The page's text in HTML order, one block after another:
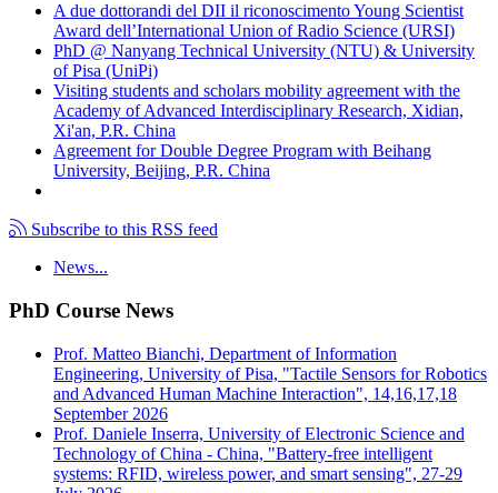
A due dottorandi del DII il riconoscimento Young Scientist
Award dell’International Union of Radio Science (URSI)
PhD @ Nanyang Technical University (NTU) & University
of Pisa (UniPi)
Visiting students and scholars mobility agreement with the
Academy of Advanced Interdisciplinary Research, Xidian,
Xi'an, P.R. China
Agreement for Double Degree Program with Beihang
University, Beijing, P.R. China
Subscribe to this RSS feed
News...
PhD Course News
Prof. Matteo Bianchi, Department of Information
Engineering, University of Pisa, "Tactile Sensors for Robotics
and Advanced Human Machine Interaction", 14,16,17,18
September 2026
Prof. Daniele Inserra, University of Electronic Science and
Technology of China - China, "Battery-free intelligent
systems: RFID, wireless power, and smart sensing", 27-29